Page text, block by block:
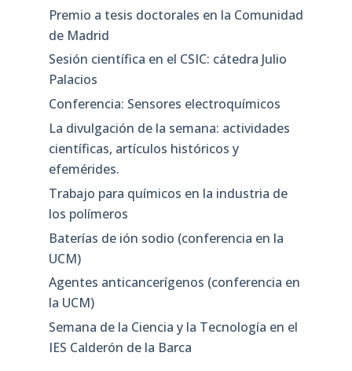
Premio a tesis doctorales en la Comunidad
de Madrid
Sesión científica en el CSIC: cátedra Julio
Palacios
Conferencia: Sensores electroquímicos
La divulgación de la semana: actividades
científicas, artículos históricos y
efemérides.
Trabajo para químicos en la industria de
los polímeros
Baterías de ión sodio (conferencia en la
UCM)
Agentes anticancerígenos (conferencia en
la UCM)
Semana de la Ciencia y la Tecnología en el
IES Calderón de la Barca